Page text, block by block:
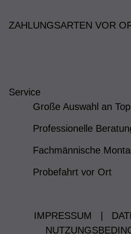
ZAHLUNGSARTEN VOR
Service
Große Auswahl an
Professionelle
Fachmännische
Probefahrt vor Ort
IMPRESSUM